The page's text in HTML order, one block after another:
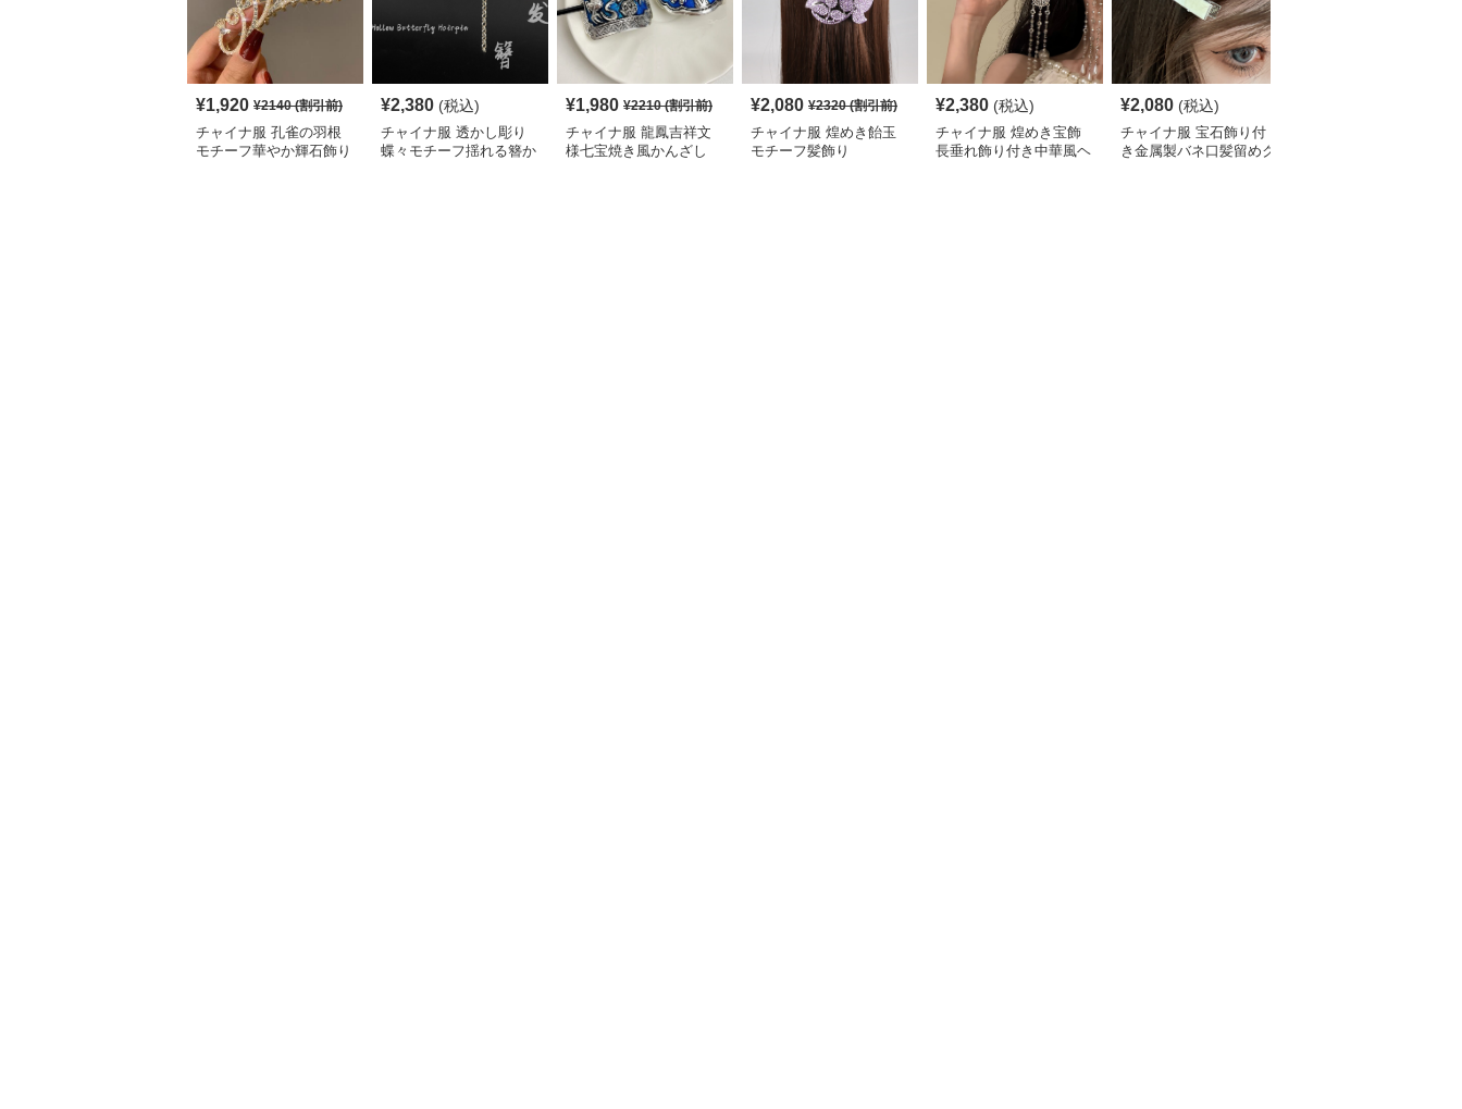
¥1,920 ¥2140(割引前)
チャイナ服 孔雀の羽根
モチーフ華やか輝石飾り
¥2,380 (税込)
チャイナ服 透かし彫り
蝶々モチーフ揺れる簪か
¥1,980 ¥2210(割引前)
チャイナ服 龍鳳吉祥文
様七宝焼き風かんざし
¥2,080 ¥2320(割引前)
チャイナ服 煌めき飴玉
モチーフ髪飾り
¥2,380 (税込)
チャイナ服 煌めき宝飾
長垂れ飾り付き中華風ヘ
¥2,080 (税込)
チャイナ服 宝石飾り付
き金属製バネ口髪留めク